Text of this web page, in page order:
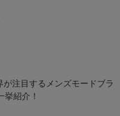
が注目するメンズモードブラ
挙紹介！